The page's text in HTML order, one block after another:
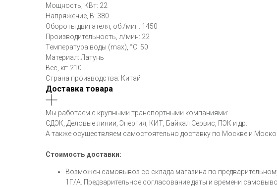
Мощность, КВт: 22
Напряжение, В: 380
Обороты двигателя, об./мин: 1450
Производительность, л/мин: 22
Температура воды (max), °C: 50
Материал: Латунь
Вес, кг: 210
Страна производства: Китай
Доставка товара
Мы работаем с крупными транспортными компаниями:
СДЭК, Деловые линии, Энергия, КИТ, Байкал Сервис, ПЭК и др.
А также осуществляем самостоятельно доставку по Москве и
Стоимость доставки:
Возможен самовывоз со склада магазина по
1Г/А. Предварительное согласование даты и времени